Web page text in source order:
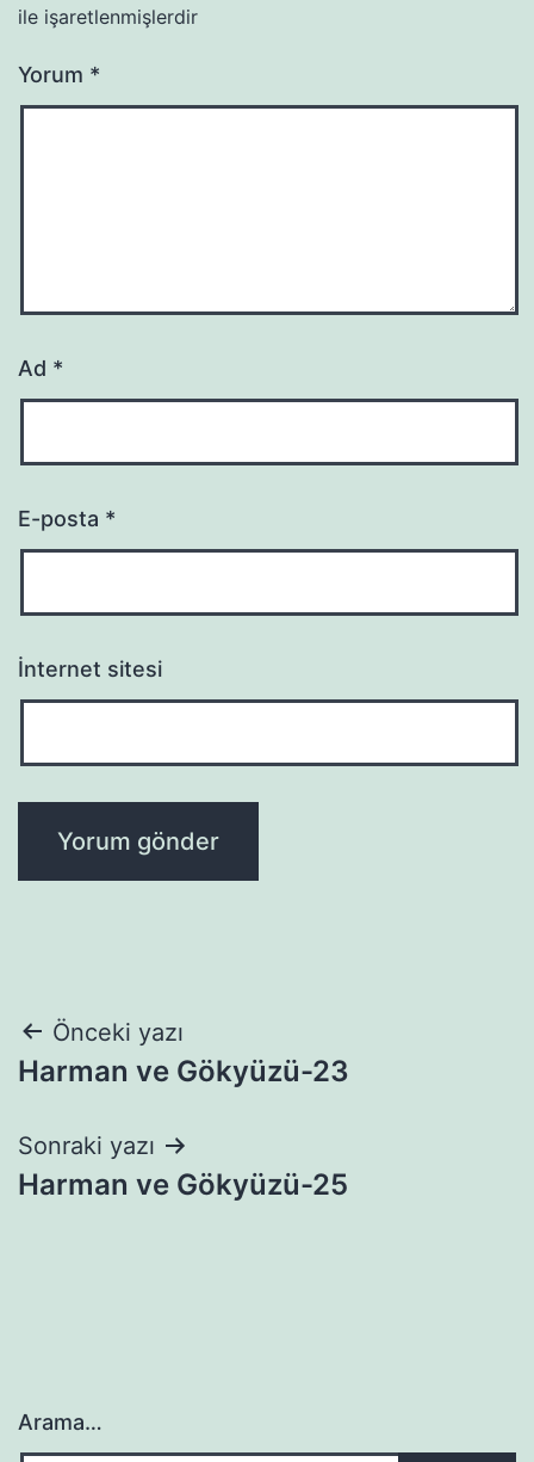
ile işaretlenmişlerdir
Yorum *
Ad *
E-posta *
İnternet sitesi
Yazı
gezinmesi
Önceki yazı
Harman ve Gökyüzü-23
Sonraki yazı
Harman ve Gökyüzü-25
Arama…